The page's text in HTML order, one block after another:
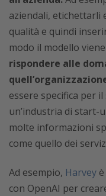
aziendali, etichettarli
qualità e quindi
modo il modello
rispondere alle
essere specifica per
un’industria di start-
molte informazioni
come quello dei
Ad esempio, Harvey
con OpenAI per